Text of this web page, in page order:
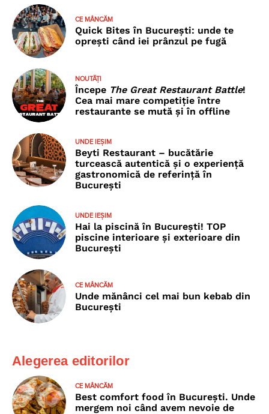
CE MÂNCĂM
Quick Bites în București: unde te
oprești când iei prânzul pe fugă
NOUTĂȚI
Începe The Great Restaurant Battle!
Cea mai mare competiție între
restaurante se mută și în offline
UNDE IEȘIM
Beyti Restaurant – bucătărie
turcească autentică și o experiență
gastronomică de referință în
București
UNDE IEȘIM
Hai la piscină în București! TOP
piscine interioare și exterioare din
București
CE MÂNCĂM
Unde mănânci cel mai bun kebab din
București
Alegerea editorilor
CE MÂNCĂM
Best comfort food în București. Unde
mergem noi când avem nevoie de